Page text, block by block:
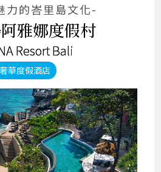
力的峇里島文化-
雅娜度假村
Resort Bali
奢華度假酒店